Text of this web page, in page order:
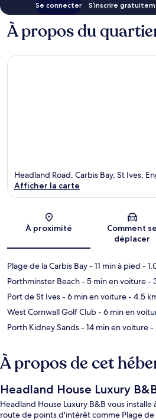
Se connecter S’inscrire
À propos du
Carte
Headland Road, Carbis Bay, St Ives,
Afficher la carte
À proximité
Comment se
déplacer
Plage de la Carbis Bay- 11 min à pied -
Porthminster Beach- 5 min en voiture-
Port de St Ives- 6 min en voiture- 4.5
West Cornwall Golf Club- 6 min en
Porth Kidney Sands- 14 min en voiture-
À propos de cet
Headland House Luxury
Headland House Luxury B&B vous installe
route de points d'intérêt comme Plage de